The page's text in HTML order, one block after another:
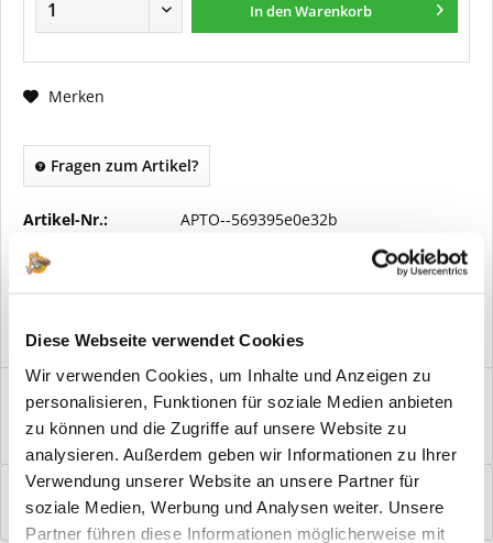
Diese Webseite verwendet Cookies
Wir verwenden Cookies, um Inhalte und Anzeigen zu
personalisieren, Funktionen für soziale Medien anbieten
zu können und die Zugriffe auf unsere Website zu
analysieren. Außerdem geben wir Informationen zu Ihrer
Verwendung unserer Website an unsere Partner für
soziale Medien, Werbung und Analysen weiter. Unsere
Partner führen diese Informationen möglicherweise mit
In denWarenkorb
Merken
Fragen zum Artikel?
Artikel-Nr.: APTO--569395e0e32b
Vorteile
Windfangelemente online am Bildschirm konfigurieren und
einbaufertig bestellen. In wenigen...
Bewertungen
0
Bewertungen lesen, schreiben und diskutieren...mehr